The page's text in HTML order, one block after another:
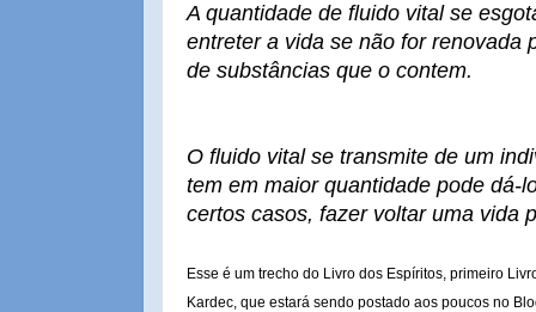
A quantidade de fluido vital se
entreter a vida se não for renovada
de substâncias que o contem.
O fluido vital se transmite de um
tem em maior quantidade pode dá-
certos casos, fazer voltar uma vida
Esse é um trecho do Livro dos Espíritos, primeiro
Kardec, que estará sendo postado aos poucos no